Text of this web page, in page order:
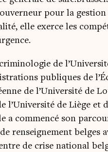
pour la
elle exerce les
de
publiques de
de l’Université de
l’Université de Liège et
a commencé son
renseignement belges
de crise national